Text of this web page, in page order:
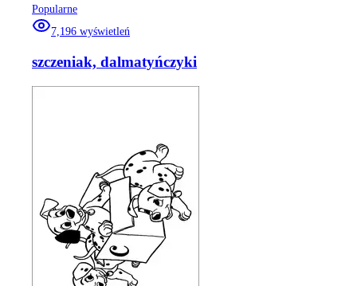
Popularne
7,196 wyświetleń
szczeniak, dalmatyńczyki